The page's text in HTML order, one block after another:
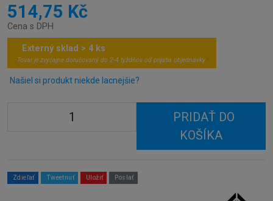
514,75 Kč
Cena s DPH
Externý sklad > 4 ks
Tovar je zvyčajne doručovaný do 2-4 týždňov od prijatia objednávky.
Našiel si produkt niekde lacnejšie?
PRIDAŤ DO
KOŠÍKA
Zdieľať Tweetnuť Uložiť Poslať